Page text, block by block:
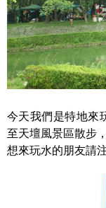
今天我們是特地來
至天壇風景區散步，
想來玩水的朋友請